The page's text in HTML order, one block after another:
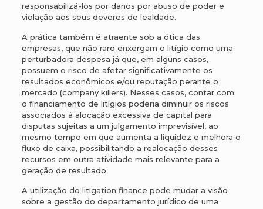
responsabilizá-los por danos por abuso de poder e
violação aos seus deveres de lealdade.
A prática também é atraente sob a ótica das
empresas, que não raro enxergam o litígio como uma
perturbadora despesa já que, em alguns casos,
possuem o risco de afetar significativamente os
resultados econômicos e/ou reputação perante o
mercado (company killers). Nesses casos, contar com
o financiamento de litígios poderia diminuir os riscos
associados à alocação excessiva de capital para
disputas sujeitas a um julgamento imprevisível, ao
mesmo tempo em que aumenta a liquidez e melhora o
fluxo de caixa, possibilitando a realocação desses
recursos em outra atividade mais relevante para a
geração de resultado
A utilização do litigation finance pode mudar a visão
sobre a gestão do departamento jurídico de uma